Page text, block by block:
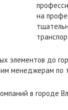
на
элементов до
менеджерам
в городе